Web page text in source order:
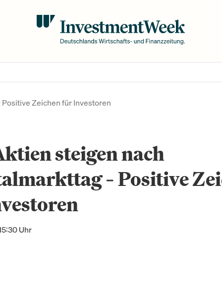
Zeichen für Investoren
steigen nach
– Positive
Uhr